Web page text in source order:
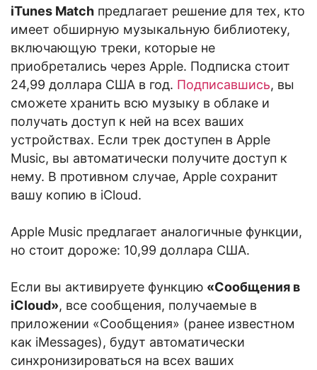
iTunes Match предлагает решение для тех, кто
имеет обширную музыкальную библиотеку,
включающую треки, которые не
приобретались через Apple. Подписка стоит
24,99 доллара США в год. Подписавшись, вы
сможете хранить всю музыку в облаке и
получать доступ к ней на всех ваших
устройствах. Если трек доступен в Apple
Music, вы автоматически получите доступ к
нему. В противном случае, Apple сохранит
вашу копию в iCloud.
Apple Music предлагает аналогичные функции,
но стоит дороже: 10,99 доллара США.
Если вы активируете функцию «Сообщения в
iCloud», все сообщения, получаемые в
приложении «Сообщения» (ранее известном
как iMessages), будут автоматически
синхронизироваться на всех ваших